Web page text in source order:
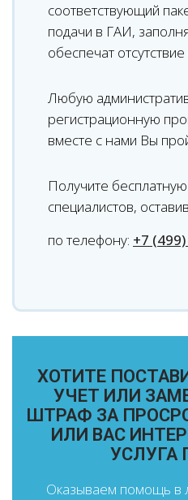
соответствующий
подачи в ГАИ,
обеспечат
Любую
регистрационную
вместе с нами Вы
Получите
специалистов,
по телефону: +7
ХОТИТЕ
УЧЕТ ИЛИ
ШТРАФ ЗА
ИЛИ ВАС
УСЛУГА
Оказываем помощь